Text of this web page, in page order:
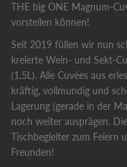
THE big ONE Magnum-
vorstellen können!
Seit 2019 füllen wir nun
kreierte Wein- und Sekt-
(1,5L). Alle Cuvées aus
kräftig, vollmundig und
Lagerung (gerade in der
noch weiter ausprägen.
Tischbegleiter zum Feiern
Freunden!